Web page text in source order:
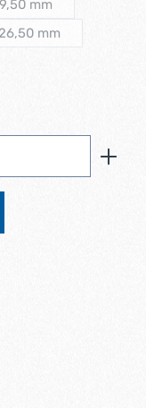
zurzeit nicht verfügbar.)
mm
zurzeit nicht verfügbar.)
mm
Wert ein